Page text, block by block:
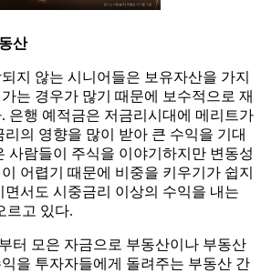
산
지 않는 시니어들은 보유자산을 가지
는 경우가 많기 때문에 보수적으로 재
은행 예적금은 저금리시대에 메리트가
의 영향을 많이 받아 큰 수익을 기대
사람들이 주식을 이야기하지만 변동성
어렵기 때문에 비중을 키우기가 쉽지
면서도 시중금리 이상의 수익을 내는
르고 있다.
터 모은 자금으로 부동산이나 부동산
을 투자자들에게 돌려주는 부동산 간